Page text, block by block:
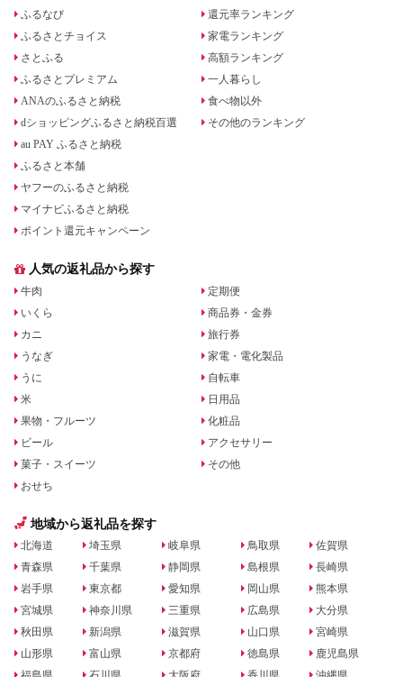
ふるなび
ふるさとチョイス
さとふる
ふるさとプレミアム
ANAのふるさと納税
dショッピングふるさと納税百選
au PAY ふるさと納税
ふるさと本舗
ヤフーのふるさと納税
マイナビふるさと納税
ポイント還元キャンペーン
還元率ランキング
家電ランキング
高額ランキング
一人暮らし
食べ物以外
その他のランキング
人気の返礼品から探す
牛肉
いくら
カニ
うなぎ
うに
米
果物・フルーツ
ビール
菓子・スイーツ
おせち
定期便
商品券・金券
旅行券
家電・電化製品
自転車
日用品
化粧品
アクセサリー
その他
地域から返礼品を探す
北海道
青森県
岩手県
宮城県
秋田県
山形県
埼玉県
千葉県
東京都
神奈川県
新潟県
富山県
岐阜県
静岡県
愛知県
三重県
滋賀県
京都府
鳥取県
島根県
岡山県
広島県
山口県
徳島県
佐賀県
長崎県
熊本県
大分県
宮崎県
鹿児島県